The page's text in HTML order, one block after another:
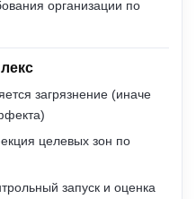
организации по
загрязнение (иначе
целевых зон по
запуск и оценка